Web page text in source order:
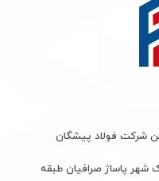
شرکت فولاد پیشگان
شهر پاساژ صرافیان طبقه